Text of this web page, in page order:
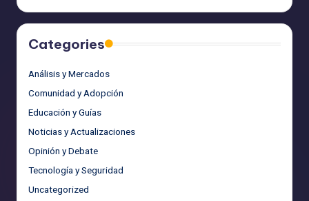
Categories
Análisis y Mercados
Comunidad y Adopción
Educación y Guías
Noticias y Actualizaciones
Opinión y Debate
Tecnología y Seguridad
Uncategorized